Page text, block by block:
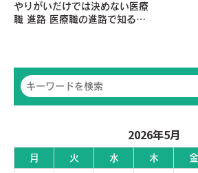
やりがいだけでは決めない医療
職 進路 医療職の進路で知るべ
2026年5月
月 火 水 木 金